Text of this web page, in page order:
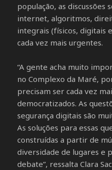
população, as discussões
internet, algoritmos,
integrais (físicos, digitais
cada vez mais urgentes.
“A gente acha muito
no Complexo da Maré,
precisam ser cada vez
democratizados. As
segurança digitais são
As soluções para essas
construídas a partir de
diversidade de lugares e
debate”, ressalta Clara